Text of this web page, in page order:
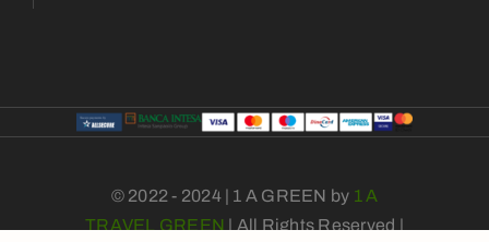
© 2022 - 2024 | 1 A GREEN by 1 A
TRAVEL GREEN | All Rights Reserved |